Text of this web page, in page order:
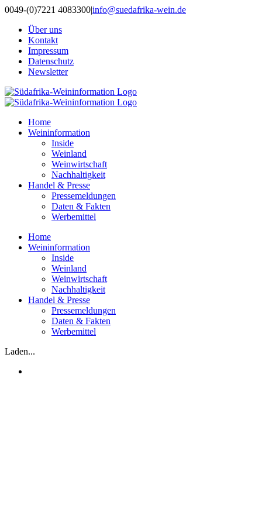
Zum
springen
0049-(0)7221 4083300|info@suedafrika-wein.de
Über uns
Kontakt
Impressum
Datenschutz
Newsletter
Home
Weininformation
Inside
Weinland
Weinwirtschaft
Nachhaltigkeit
Handel & Presse
Pressemeldungen
Daten & Fakten
Werbemittel
Home
Weininformation
Inside
Weinland
Weinwirtschaft
Nachhaltigkeit
Handel & Presse
Pressemeldungen
Daten & Fakten
Werbemittel
Laden...